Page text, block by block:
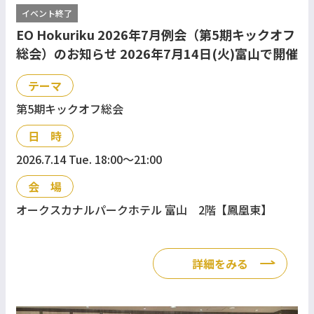
イベント終了
EO Hokuriku 2026年7月例会（第5期キックオフ
総会）のお知らせ 2026年7月14日(火)富山で開催
テーマ
第5期キックオフ総会
日 時
2026.7.14 Tue. 18:00〜21:00
会 場
オークスカナルパークホテル 富山 2階【鳳凰東】
詳細をみる